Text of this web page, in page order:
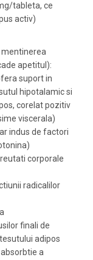
tableta, ce
activ)
apetitul):
suport in
hipotalamic si
corelat pozitiv
viscerala)
indus de factori
corporale
radicalilor
finali de
adipos
a